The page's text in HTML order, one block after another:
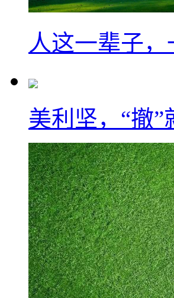
人这一辈子
美利坚，“撤”